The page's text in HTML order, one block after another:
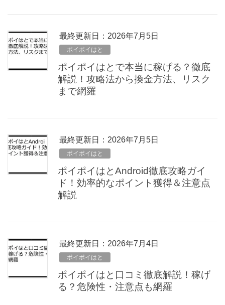
最終更新日：2026年7月5日
ポイポイはと
ポイポイはとで本当に稼げる？徹底
解説！攻略法から換金方法、リスク
まで網羅
最終更新日：2026年7月5日
ポイポイはと
ポイポイはとAndroid徹底攻略ガイ
ド！効率的なポイント獲得＆注意点
解説
最終更新日：2026年7月4日
ポイポイはと
ポイポイはと口コミ徹底解説！稼げ
る？危険性・注意点も網羅